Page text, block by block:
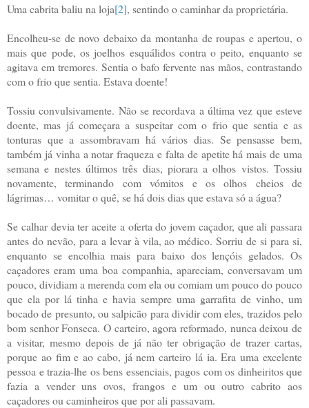
Uma cabrita baliu na loja[2], sentindo o caminhar da proprietária.
Encolheu-se de novo debaixo da montanha de roupas e apertou, o
mais que pode, os joelhos esquálidos contra o peito, enquanto se
agitava em tremores. Sentia o bafo fervente nas mãos, contrastando
com o frio que sentia. Estava doente!
Tossiu convulsivamente. Não se recordava a última vez que esteve
doente, mas já começara a suspeitar com o frio que sentia e as
tonturas que a assombravam há vários dias. Se pensasse bem,
também já vinha a notar fraqueza e falta de apetite há mais de uma
semana e nestes últimos três dias, piorara a olhos vistos. Tossiu
novamente, terminando com vómitos e os olhos cheios de
lágrimas… vomitar o quê, se há dois dias que estava só a água?
Se calhar devia ter aceite a oferta do jovem caçador, que ali passara
antes do nevão, para a levar à vila, ao médico. Sorriu de si para si,
enquanto se encolhia mais para baixo dos lençóis gelados. Os
caçadores eram uma boa companhia, apareciam, conversavam um
pouco, dividiam a merenda com ela ou comiam um pouco do pouco
que ela por lá tinha e havia sempre uma garrafita de vinho, um
bocado de presunto, ou salpicão para dividir com eles, trazidos pelo
bom senhor Fonseca. O carteiro, agora reformado, nunca deixou de
a visitar, mesmo depois de já não ter obrigação de trazer cartas,
porque ao fim e ao cabo, já nem carteiro lá ia. Era uma excelente
pessoa e trazia-lhe os bens essenciais, pagos com os dinheiritos que
fazia a vender uns ovos, frangos e um ou outro cabrito aos
caçadores ou caminheiros que por ali passavam.